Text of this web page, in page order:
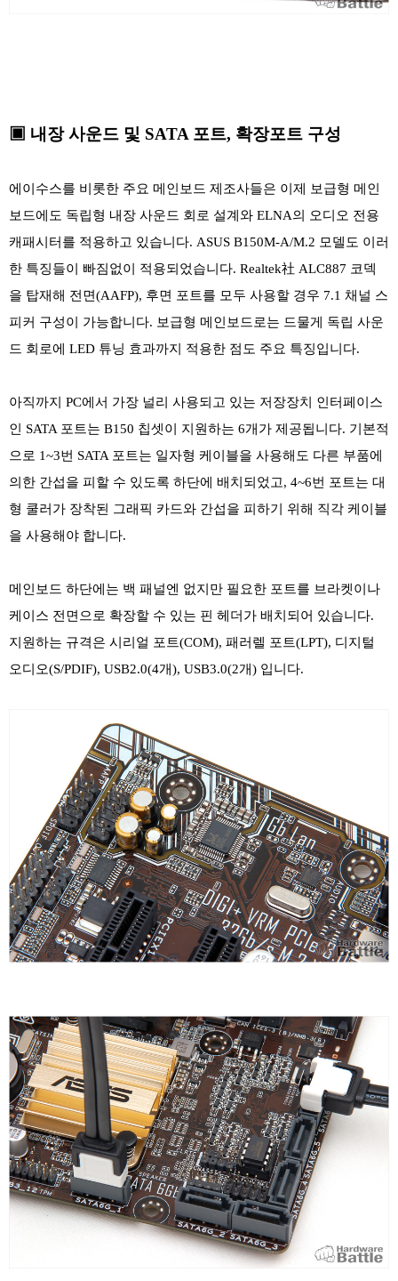
▣ 내장 사운드 및 SATA 포트, 확장포트 구성
에이수스를 비롯한 주요 메인보드 제조사들은 이제 보급형 메인
보드에도 독립형 내장 사운드 회로 설계와 ELNA의 오디오 전용
캐패시터를 적용하고 있습니다. ASUS B150M-A/M.2 모델도 이러
한 특징들이 빠짐없이 적용되었습니다. Realtek社 ALC887 코덱
을 탑재해 전면(AAFP), 후면 포트를 모두 사용할 경우 7.1 채널 스
피커 구성이 가능합니다. 보급형 메인보드로는 드물게 독립 사운
드 회로에 LED 튜닝 효과까지 적용한 점도 주요 특징입니다.
아직까지 PC에서 가장 널리 사용되고 있는 저장장치 인터페이스
인 SATA 포트는 B150 칩셋이 지원하는 6개가 제공됩니다. 기본적
으로 1~3번 SATA 포트는 일자형 케이블을 사용해도 다른 부품에
의한 간섭을 피할 수 있도록 하단에 배치되었고, 4~6번 포트는 대
형 쿨러가 장착된 그래픽 카드와 간섭을 피하기 위해 직각 케이블
을 사용해야 합니다.
메인보드 하단에는 백 패널엔 없지만 필요한 포트를 브라켓이나
케이스 전면으로 확장할 수 있는 핀 헤더가 배치되어 있습니다.
지원하는 규격은 시리얼 포트(COM), 패러렐 포트(LPT), 디지털
오디오(S/PDIF), USB2.0(4개), USB3.0(2개) 입니다.